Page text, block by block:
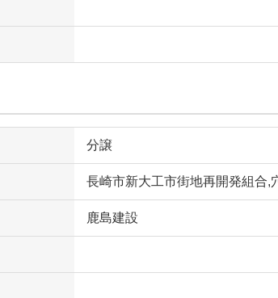
分譲
長崎市新大工市街地再開発組合,
鹿島建設